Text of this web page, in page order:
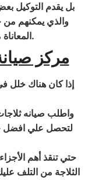
بل يقدم التوكيل
والذي يمكنهم من
.
مركز
إذا كان هناك خلل
واطلب صيانه
لتحصل علي افضل
حتي تنقذ أهم
الثلاجة من التلف